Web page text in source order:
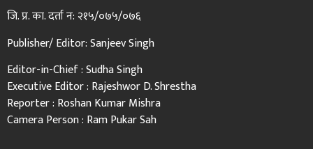
जि. प्र. का. दर्ता न: २१५/०७५/०७६
Publisher/ Editor: Sanjeev Singh
Editor-in-Chief : Sudha Singh
Executive Editor : Rajeshwor D. Shrestha
Reporter : Roshan Kumar Mishra
Camera Person : Ram Pukar Sah